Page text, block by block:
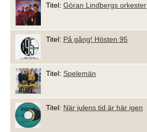
Titel: Göran Lindbergs orkester
Titel: På gång! Hösten 95
Titel: Spelemän
Titel: När julens tid är här igen